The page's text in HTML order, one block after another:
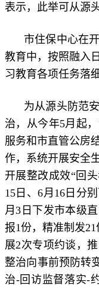
表示，此举可从源
市住保中心在
教育中，按照融入
习教育各项任务落
为从源头防范
治，从今年5月起
服务和市直管公房
作，系统开展安全
开展整改成效“回
15日、6月16日分
月3日下发市本级
报1份，精准制发
展2次专项约谈，
整治向事前预防转
治-回访监督落实-